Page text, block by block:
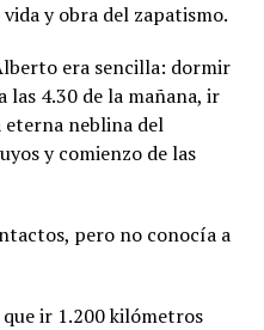
y obra del zapatismo.
era sencilla: dormir
las 4.30 de la mañana, ir
eterna neblina del
y comienzo de las
pero no conocía a
ir 1.200 kilómetros